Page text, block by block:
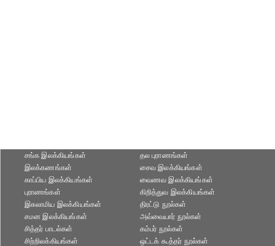
சங்க இலக்கியங்கள்
இலக்கணங்கள்
காப்பிய இலக்கியங்கள்
புராணங்கள்
தல புராணங்கள்
சைவ இலக்கியங்கள்
வைணவ இலக்கியங்கள்
கிறித்துவ இலக்கியங்கள்
இசுலாமிய இலக்கியங்கள்
சமன இலக்கியங்கள்
சித்தர் பாடல்கள்
சிற்றிலக்கியங்கள்
திரட்டு நூல்கள்
அவ்வையார் நூல்கள்
கம்பர் நூல்கள்
ஒட்டக் கூத்தர் நூல்கள்